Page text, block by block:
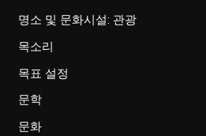
명소 및 문화시설: 관광
목소리
목표 설정
문학
문화